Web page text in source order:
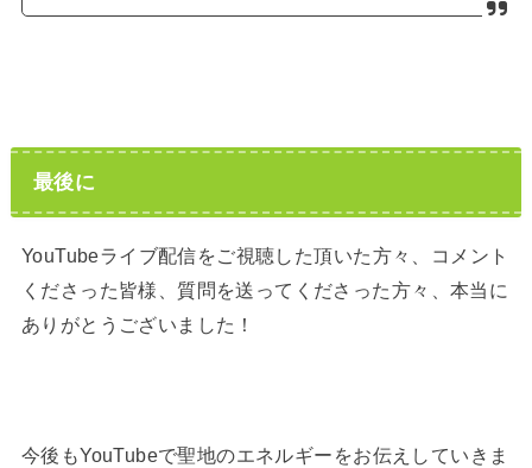
最後に
YouTubeライブ配信をご視聴した頂いた方々、コメント
くださった皆様、質問を送ってくださった方々、本当に
ありがとうございました！
今後もYouTubeで聖地のエネルギーをお伝えしていきま